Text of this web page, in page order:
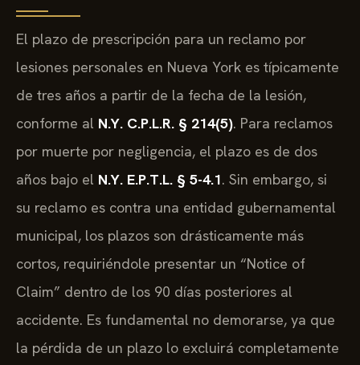
El plazo de prescripción para un reclamo por
lesiones personales en Nueva York es típicamente
de tres años a partir de la fecha de la lesión,
conforme al N.Y. C.P.L.R. § 214(5). Para reclamos
por muerte por negligencia, el plazo es de dos
años bajo el N.Y. E.P.T.L. § 5-4.1. Sin embargo, si
su reclamo es contra una entidad gubernamental
municipal, los plazos son drásticamente más
cortos, requiriéndole presentar un “Notice of
Claim” dentro de los 90 días posteriores al
accidente. Es fundamental no demorarse, ya que
la pérdida de un plazo lo excluirá completamente